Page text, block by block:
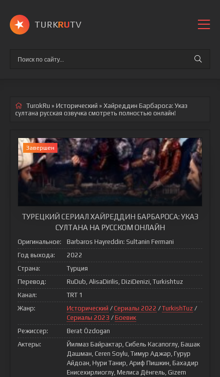
TURKRUTV
TurokRu » Исторический » Хайреддин Барбароса: Указ
султана русская озвучка смотреть полностью онлайн!
Завершен
ТУРЕЦКИЙ СЕРИАЛ ХАЙРЕДДИН БАРБАРОСА: УКАЗ
СУЛТАНА НА РУССКОМ ОНЛАЙН
Оригинальное:
Barbaros Hayreddin: Sultanin Fermani
Год выхода:
2022
Страна:
Турция
Перевод:
RuDub, AlisaDirilis, DiziDenizi, Turkishtuz
Канал:
TRT 1
Жанр:
Исторический / Сериалы 2022 / TurkishTuz /
Сериалы 2023 / Боевик
Режиссер:
Berat Özdogan
Актеры:
Йилмаз Байрактар, Сибель Касапоглу, Башак
Дашман, Ceren Soylu, Тимур Аджар, Гурур
Айдоан, Нури Танир, Ариф Пишкин, Бахадир
Енисехирлиоглу, Мелиса Дёнгель, Gizem